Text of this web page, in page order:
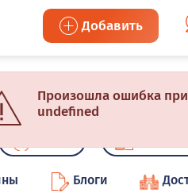
Добавить
Произошла ошибка при
undefined
Блоги